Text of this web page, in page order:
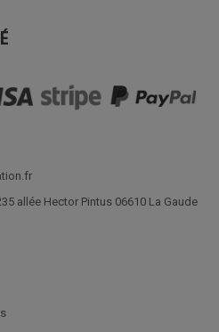
allée Hector Pintus 06610 La Gaude